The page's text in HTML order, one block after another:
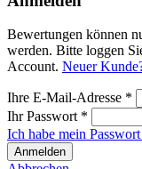
Bewertungen können
werden. Bitte loggen
Account. Neuer
Ihre E-Mail-Adresse *
Ihr Passwort *
Ich habe mein Passwort
Anmelden